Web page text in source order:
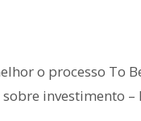
o processo To
investimento –